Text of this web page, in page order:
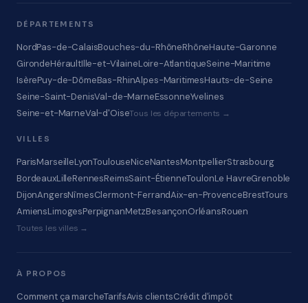
DÉPARTEMENTS
NordPas-de-CalaisBouches-du-RhôneRhôneHaute-Garonne
GirondeHéraultIlle-et-VilaineLoire-AtlantiqueSeine-Maritime
IsèrePuy-de-DômeBas-RhinAlpes-MaritimesHauts-de-Seine
Seine-Saint-DenisVal-de-MarneEssonneYvelines
Seine-et-MarneVal-d'OiseTous les départements →
VILLES
ParisMarseilleLyonToulouseNiceNantesMontpellierStrasbourg
BordeauxLilleRennesReimsSaint-ÉtienneToulonLe HavreGrenoble
DijonAngersNîmesClermont-FerrandAix-en-ProvenceBrestTours
AmiensLimogesPerpignanMetzBesançonOrléansRouen
Toutes les villes →
À PROPOS
Comment ça marcheTarifsAvis clientsCrédit d'impôt